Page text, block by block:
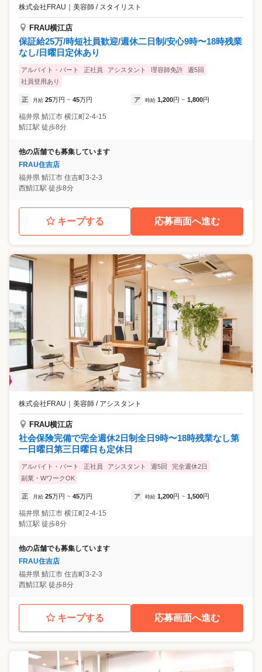
株式会社FRAU 美容師 / スタイリスト
FRAU横江店
保証給25万/時短社員歓迎/週休二日制/安心9時〜18時残業
なし/日曜日定休あり
アルバイト・パート 正社員 アシスタント 理容師免許
週5回
社員登用あり
正 月給 25万円 ~ 45万円 ア 時給 1,200円 ~ 1,800円
福井県 鯖江市 横江町2-4-15
鯖江駅 徒歩8分
他の店舗でも募集しています
FRAU住吉店
福井県 鯖江市 住吉町3-2-3
西鯖江駅 徒歩8分
キープする 応募画面へ進む
株式会社FRAU 美容師 / アシスタント
FRAU横江店
社会保険完備で完全週休2日制全日9時〜18時残業なし第
一日曜日第三日曜日も定休日
アルバイト・パート 正社員 アシスタント 週5回
完全週休2日
副業・WワークOK
正 月給 25万円 ~ 45万円 ア 時給 1,200円 ~ 1,500円
福井県 鯖江市 横江町2-4-15
鯖江駅 徒歩8分
他の店舗でも募集しています
FRAU住吉店
福井県 鯖江市 住吉町3-2-3
西鯖江駅 徒歩8分
キープする 応募画面へ進む